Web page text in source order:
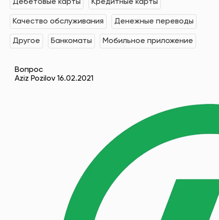
Дебетовые карты Кредитные карты
Качество обслуживания Денежные переводы
Другое Банкоматы Мобильное приложение
Вопрос
Aziz Pozilov 16.02.2021